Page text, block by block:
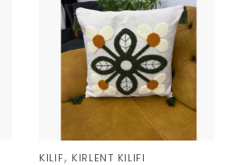
KILIF, KIRLENT KILIFI